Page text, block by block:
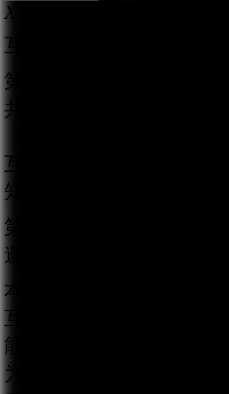
X
互联网跟帖评论服务管理
第一条 为规范互联网跟
共利益，保护公民、法
互联网信息办公室负责
知》，制定本规定。
第二条 在中华人民共和
遵守本规定。
本规定所称跟帖评论服
互动传播平台以及其他
能的传播平台，以发帖
为用户提供发表文字、